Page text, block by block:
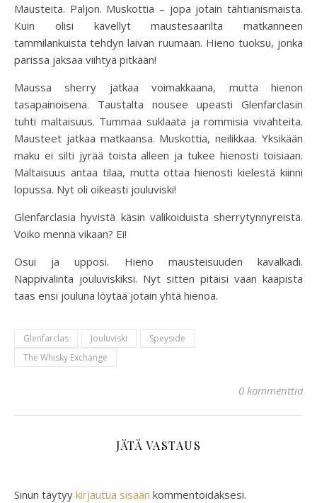
Mausteita. Paljon. Muskottia – jopa jotain tähtianismaista.
Kuin olisi kävellyt maustesaarilta matkanneen
tammilankuista tehdyn laivan ruumaan. Hieno tuoksu, jonka
parissa jaksaa viihtyä pitkään!
Maussa sherry jatkaa voimakkaana, mutta hienon
tasapainoisena. Taustalta nousee upeasti Glenfarclasin
tuhti maltaisuus. Tummaa suklaata ja rommisia vivahteita.
Mausteet jatkaa matkaansa. Muskottia, neilikkaa. Yksikään
maku ei silti jyrää toista alleen ja tukee hienosti toisiaan.
Maltaisuus antaa tilaa, mutta ottaa hienosti kielestä kiinni
lopussa. Nyt oli oikeasti jouluviski!
Glenfarclasia hyvistä käsin valikoiduista sherrytynnyreistä.
Voiko mennä vikaan? Ei!
Osui ja upposi. Hieno mausteisuuden kavalkadi.
Nappivalinta jouluviskiksi. Nyt sitten pitäisi vaan kaapista
taas ensi jouluna löytää jotain yhtä hienoa.
Glenfarclas Jouluviski
Speyside
The Whisky Exchange
0 kommenttia
JÄTÄ VASTAUS
Sinun täytyy kirjautua sisään kommentoidaksesi.